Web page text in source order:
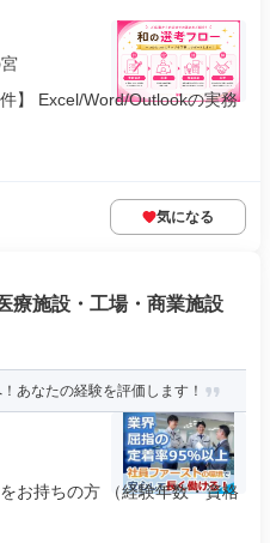
】 Excel/Word/Outlookの実務
気になる
療施設・工場・商業施設
あなたの経験を評価します！
お持ちの方 （経験年数・資格